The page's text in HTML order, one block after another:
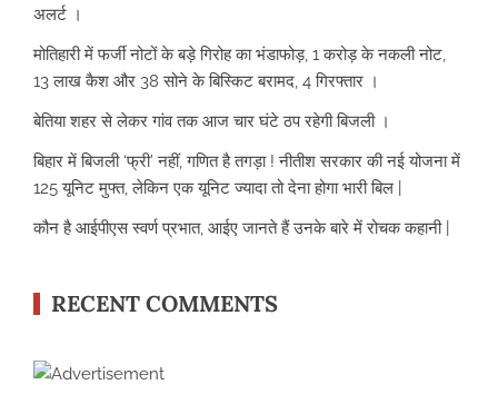
अलर्ट ।
मोतिहारी में फर्जी नोटों के बड़े गिरोह का भंडाफोड़, 1 करोड़ के नकली नोट,
13 लाख कैश और 38 सोने के बिस्किट बरामद, 4 गिरफ्तार ।
बेतिया शहर से लेकर गांव तक आज चार घंटे ठप रहेगी बिजली ।
बिहार में बिजली ‘फ्री’ नहीं, गणित है तगड़ा ! नीतीश सरकार की नई योजना में
125 यूनिट मुफ्त, लेकिन एक यूनिट ज्यादा तो देना होगा भारी बिल |
कौन है आईपीएस स्वर्ण प्रभात, आईए जानते हैं उनके बारे में रोचक कहानी |
RECENT COMMENTS